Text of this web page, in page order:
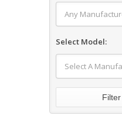
Select Model: